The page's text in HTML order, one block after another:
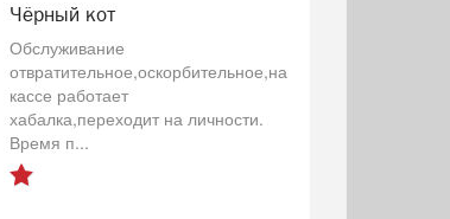
Чёрный кот
Обслуживание
отвратительное,оскорбительное,на
кассе работает
хабалка,переходит на личности.
Время п...